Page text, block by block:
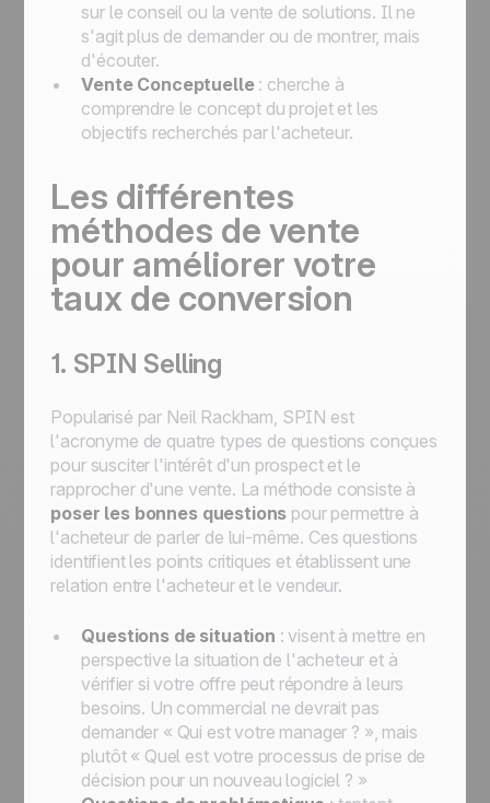
sur le conseil ou la vente de solutions. Il ne
s'agit plus de demander ou de montrer, mais
d'écouter.
Vente Conceptuelle: cherche à
comprendre le concept du projet et les
objectifs recherchés par l'acheteur.
Les différentes
méthodes de vente
pour améliorer votre
taux de conversion
1. SPIN Selling
Popularisé par Neil Rackham, SPIN est
l'acronyme de quatre types de questions conçues
pour susciter l'intérêt d'un prospect et le
rapprocher d'une vente. La méthode consiste à
poser les bonnes questions pour permettre à
l'acheteur de parler de lui-même. Ces questions
identifient les points critiques et établissent une
relation entre l'acheteur et le vendeur.
Questions de situation : visent à mettre en
perspective la situation de l'acheteur et à
vérifier si votre offre peut répondre à leurs
besoins. Un commercial ne devrait pas
demander « Qui est votre manager ? », mais
plutôt « Quel est votre processus de prise de
décision pour un nouveau logiciel ? »